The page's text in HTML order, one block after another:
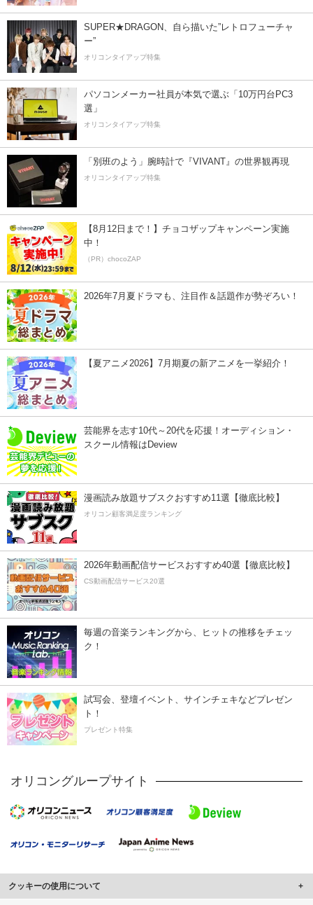
SUPER★DRAGON、自ら描いた”レトロフューチャ
ー”
オリコンタイアップ特集
パソコンメーカー社員が本気で選ぶ「10万円台PC3
選」
オリコンタイアップ特集
「別班のよう」腕時計で『VIVANT』の世界観再現
オリコンタイアップ特集
【8月12日まで！】チョコザップキャンペーン実施
中！
（PR）chocoZAP
2026年7月夏ドラマも、注目作＆話題作が勢ぞろい！
【夏アニメ2026】7月期夏の新アニメを一挙紹介！
芸能界を志す10代～20代を応援！オーディション・
スクール情報はDeview
漫画読み放題サブスクおすすめ11選【徹底比較】
オリコン顧客満足度ランキング
2026年動画配信サービスおすすめ40選【徹底比較】
CS動画配信サービス20選
毎週の音楽ランキングから、ヒットの推移をチェッ
ク！
試写会、登壇イベント、サインチェキなどプレゼン
ト！
プレゼント特集
オリコングループサイト
クッキーの使用について